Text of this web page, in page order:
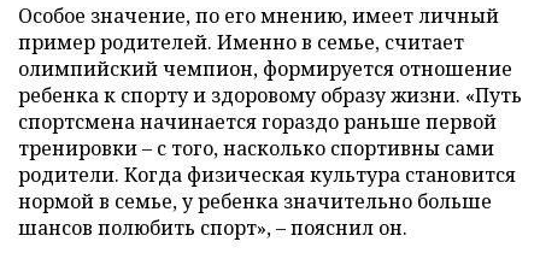
Особое значение, по его мнению, имеет личный
пример родителей. Именно в семье, считает
олимпийский чемпион, формируется отношение
ребенка к спорту и здоровому образу жизни. «Путь
спортсмена начинается гораздо раньше первой
тренировки – с того, насколько спортивны сами
родители. Когда физическая культура становится
нормой в семье, у ребенка значительно больше
шансов полюбить спорт», – пояснил он.